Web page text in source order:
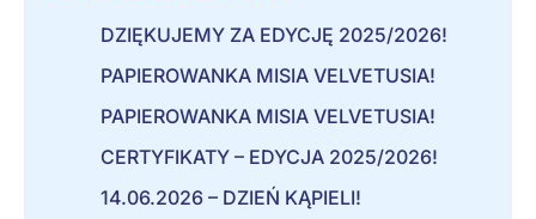
DZIĘKUJEMY ZA EDYCJĘ 2025/2026!
PAPIEROWANKA MISIA VELVETUSIA!
PAPIEROWANKA MISIA VELVETUSIA!
CERTYFIKATY – EDYCJA 2025/2026!
14.06.2026 – DZIEŃ KĄPIELI!